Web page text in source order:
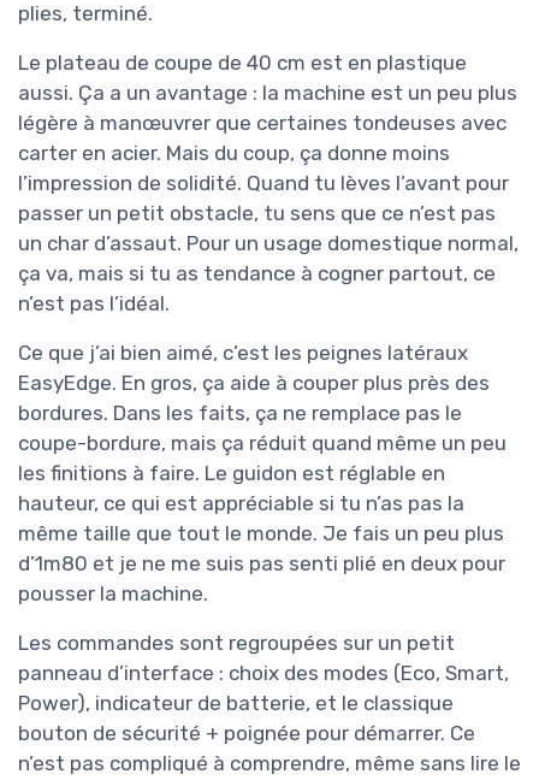
plies, terminé.
Le plateau de coupe de 40 cm est en plastique
aussi. Ça a un avantage : la machine est un peu plus
légère à manœuvrer que certaines tondeuses avec
carter en acier. Mais du coup, ça donne moins
l’impression de solidité. Quand tu lèves l’avant pour
passer un petit obstacle, tu sens que ce n’est pas
un char d’assaut. Pour un usage domestique normal,
ça va, mais si tu as tendance à cogner partout, ce
n’est pas l’idéal.
Ce que j’ai bien aimé, c’est les peignes latéraux
EasyEdge. En gros, ça aide à couper plus près des
bordures. Dans les faits, ça ne remplace pas le
coupe-bordure, mais ça réduit quand même un peu
les finitions à faire. Le guidon est réglable en
hauteur, ce qui est appréciable si tu n’as pas la
même taille que tout le monde. Je fais un peu plus
d’1m80 et je ne me suis pas senti plié en deux pour
pousser la machine.
Les commandes sont regroupées sur un petit
panneau d’interface : choix des modes (Eco, Smart,
Power), indicateur de batterie, et le classique
bouton de sécurité + poignée pour démarrer. Ce
n’est pas compliqué à comprendre, même sans lire le